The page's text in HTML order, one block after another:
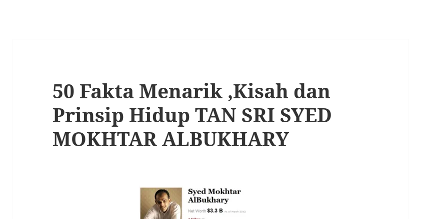
50 Fakta Menarik ,Kisah dan
Prinsip Hidup TAN SRI SYED
MOKHTAR ALBUKHARY